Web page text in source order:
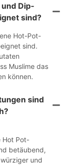
Dip-
sind?
Hot-Pot-
sind.
Muslime das
können.
sind
Hot Pot-
betäubend,
und